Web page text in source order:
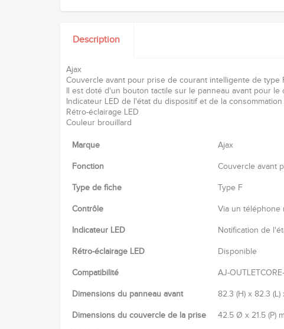
Description
Ajax
Couvercle avant pour prise de courant intelligente de type
Il est doté d'un bouton tactile sur le panneau avant pour le
Indicateur LED de l'état du dispositif et de la
Rétro-éclairage LED
Couleur brouillard
Marque Ajax
Fonction Couvercle avant
Type de fiche Type F
Contrôle Via un téléphone
Indicateur LED Notification de
Rétro-éclairage LED Disponible
Compatibilité AJ-
Dimensions du panneau avant 82.3 (H) x 82.3 (L)
Dimensions du couvercle de la prise 42.5 Ø x 21.5 (P)